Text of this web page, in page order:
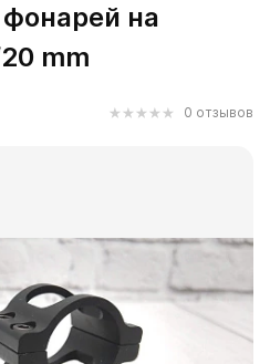
на
mm
0 отзывов